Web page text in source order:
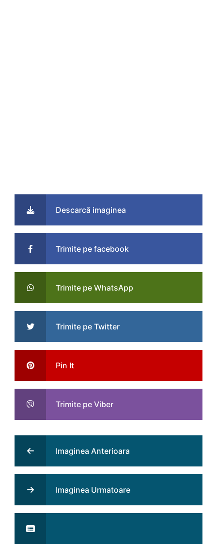
Descarcă imaginea
Trimite pe facebook
Trimite pe WhatsApp
Trimite pe Twitter
Pin It
Trimite pe Viber
Imaginea Anterioara
Imaginea Urmatoare